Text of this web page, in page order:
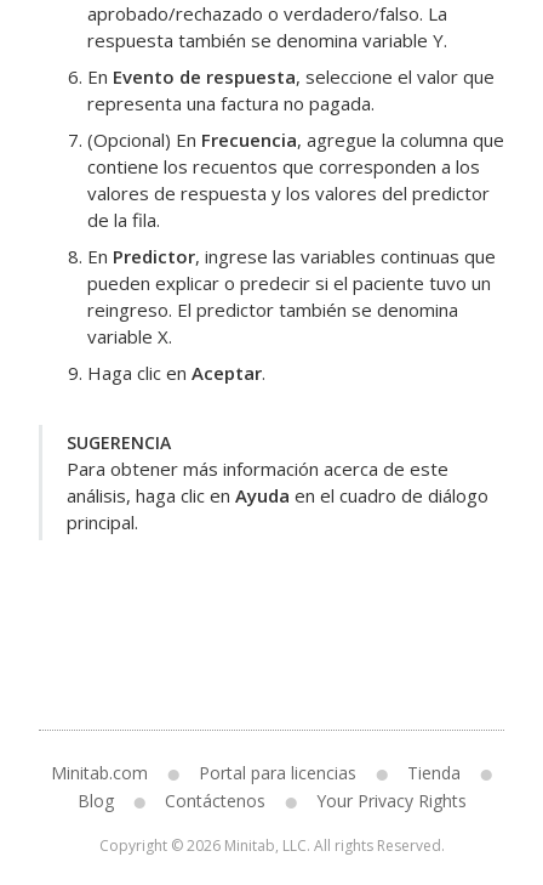
aprobado/rechazado o verdadero/falso. La
respuesta también se denomina variable Y.
En Evento de respuesta, seleccione el valor que
representa una factura no pagada.
(Opcional) En Frecuencia, agregue la columna que
contiene los recuentos que corresponden a los
valores de respuesta y los valores del predictor
de la fila.
En Predictor, ingrese las variables continuas que
pueden explicar o predecir si el paciente tuvo un
reingreso. El predictor también se denomina
variable X.
Haga clic en Aceptar.
SUGERENCIA
Para obtener más información acerca de este
análisis, haga clic en Ayuda en el cuadro de diálogo
principal.
Minitab.com Portal para licencias
Tienda
Blog
Contáctenos Your Privacy Rights
Copyright © 2026 Minitab, LLC. All rights Reserved.